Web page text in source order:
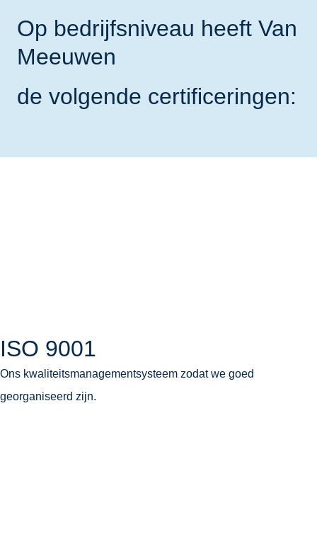
Op bedrijfsniveau heeft Van
Meeuwen
de volgende certificeringen:
ISO 9001
Ons kwaliteitsmanagementsysteem zodat we goed
georganiseerd zijn.